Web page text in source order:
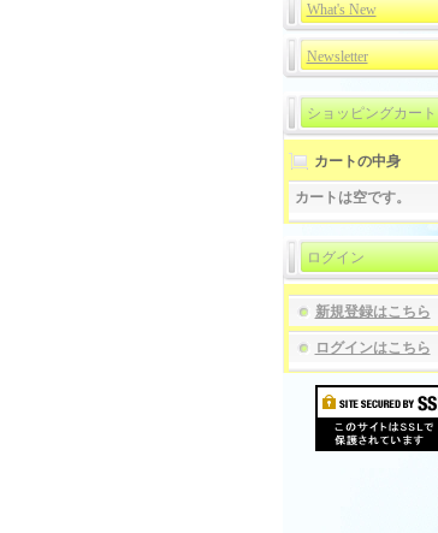
What's New
Newsletter
ショッピングカート
カートの中身
カートは空です。
ログイン
新規登録はこちら
ログインはこちら